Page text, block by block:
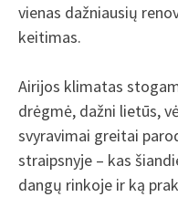
vienas dažniausių
keitimas.
Airijos klimatas
drėgmė, dažni lietūs,
svyravimai greitai
straipsnyje – kas
dangų rinkoje ir ką